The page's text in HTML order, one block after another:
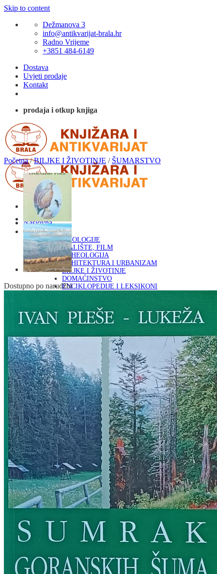
Skip to content
Dežmanova 3
info@antikvarijat-brala.hr
Radno Vrijeme
+3851 484-6149
Dostava
Uvjeti prodaje
Kontakt
prodaja i otkup knjiga
Naslovna
KNJIGE
OD ARHEOLOGIJE
DO KAZALIŠTE, FILM
ARHEOLOGIJA
ARHITEKTURA I URBANIZAM
BILJKE I ŽIVOTINJE
DOMAĆINSTVO
ENCIKLOPEDIJE I LEKSIKONI
FOTOGRAFIJA
GLAZBENA UMJETNOST
KAZALIŠTE, FILM
DO RELIGIJA
KNJIŽEVNOST
LIKOVNA UMJETNOST
LJEKOVITO BILJE I ZDRAVLJE
MITOLOGIJA
POVIJEST I PUBLICISTIKA
PRIRODNE ZNANOSTI
PSIHOLOGIJA, POPULARNA PSIHOLOGIJA,
ALTERNATIVA
RAZNO
RELIGIJA
OD RJEČNIKA
DO ZEMLJOVIDA
RJEČNICI, GRAMATIKE, PRAVOPISI…
ŠAH
SPORT
STRIPOVI
TEHNIČKE ZNANOSTI
TEORIJA I POVIJEST KNJIŽEVNOSTI
VEDUTE
ZAGREB
ZEMLJOVIDI
O nama
Novosti
AKCIJA
Početna / BILJKE I ŽIVOTINJE / ŠUMARSTVO
Dostupno po narudžbi